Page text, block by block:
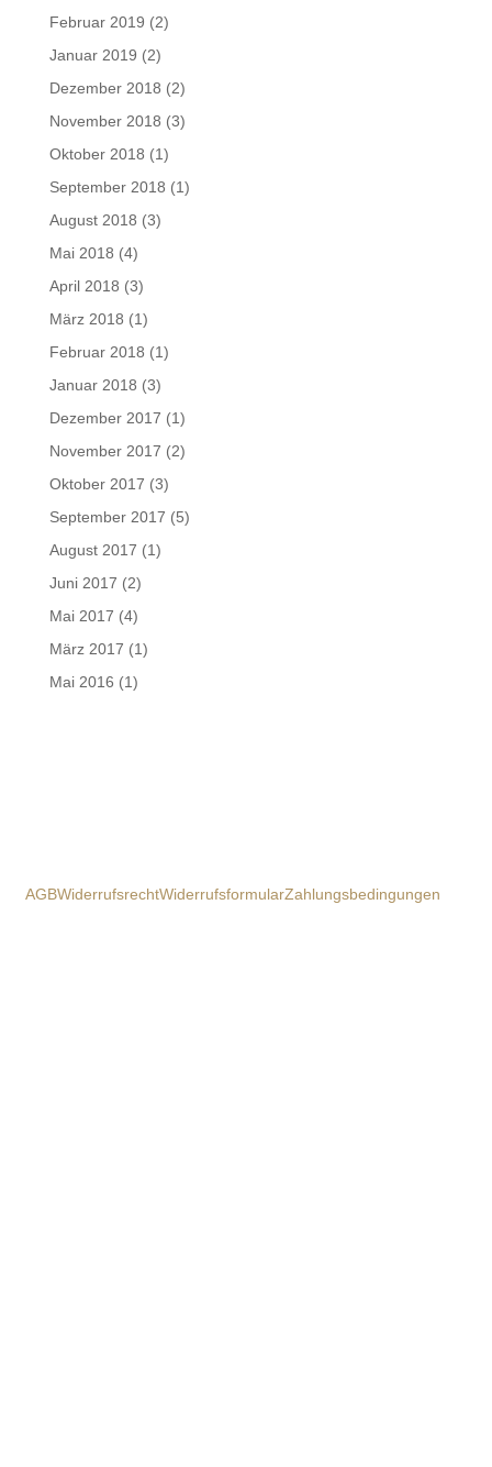
Februar 2019 (2)
Januar 2019 (2)
Dezember 2018 (2)
November 2018 (3)
Oktober 2018 (1)
September 2018 (1)
August 2018 (3)
Mai 2018 (4)
April 2018 (3)
März 2018 (1)
Februar 2018 (1)
Januar 2018 (3)
Dezember 2017 (1)
November 2017 (2)
Oktober 2017 (3)
September 2017 (5)
August 2017 (1)
Juni 2017 (2)
Mai 2017 (4)
März 2017 (1)
Mai 2016 (1)
AGBWiderrufsrechtWiderrufsformularZahlungsbedingungen